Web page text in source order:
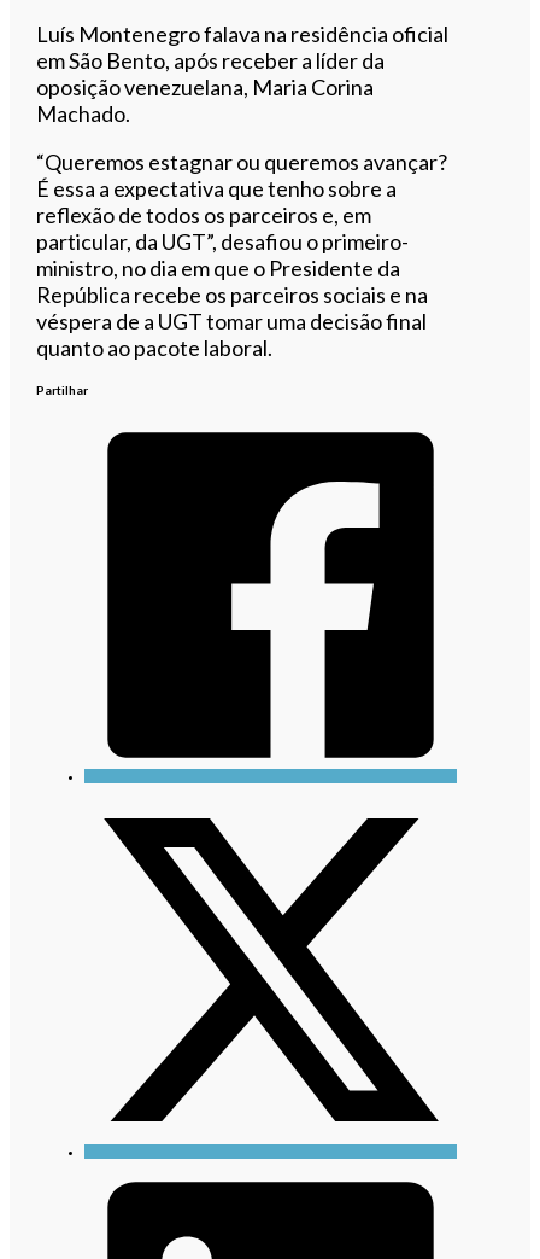
Luís Montenegro falava na residência oficial
em São Bento, após receber a líder da
oposição venezuelana, Maria Corina
Machado.
“Queremos estagnar ou queremos avançar?
É essa a expectativa que tenho sobre a
reflexão de todos os parceiros e, em
particular, da UGT”, desafiou o primeiro-
ministro, no dia em que o Presidente da
República recebe os parceiros sociais e na
véspera de a UGT tomar uma decisão final
quanto ao pacote laboral.
Partilhar